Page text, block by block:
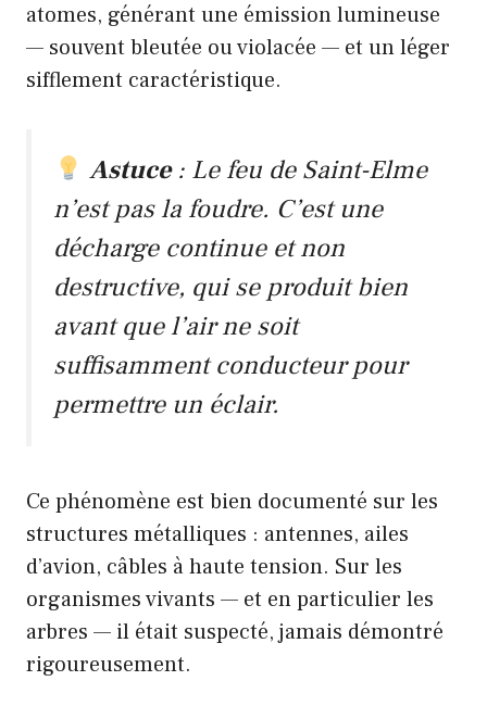
atomes, générant une émission lumineuse
— souvent bleutée ou violacée — et un léger
sifflement caractéristique.
Astuce: Le feu de Saint-Elme
n’est pas la foudre. C’est une
décharge continueetnon
destructive, qui se produit bien
avant que l’air ne soit
suffisamment conducteur pour
permettre un éclair.
Ce phénomène est bien documenté sur les
structures métalliques : antennes, ailes
d’avion, câbles à haute tension. Sur les
organismes vivants — et en particulier les
arbres — il était suspecté, jamais démontré
rigoureusement.